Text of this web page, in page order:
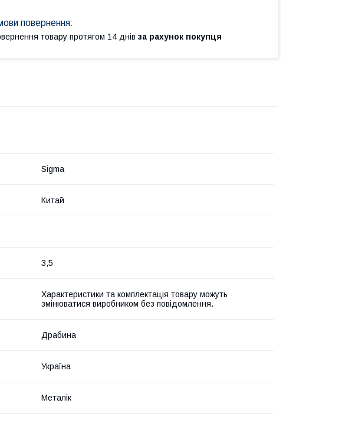
товару протягом 14 днів за рахунок покупця
Sigma
Китай
3,5
Характеристики та комплектація товару можуть
змінюватися виробником без повідомлення.
Драбина
Україна
Металік